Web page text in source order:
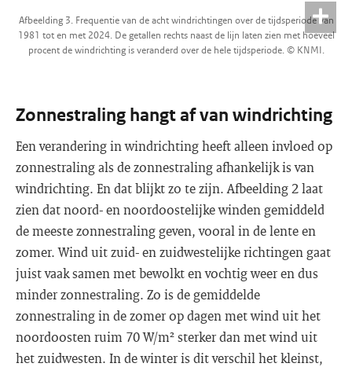
Afbeelding 3. Frequentie van de acht windrichtingen over de tijdsperiode van
1981 tot en met 2024. De getallen rechts naast de lijn laten zien met hoeveel
procent de windrichting is veranderd over de hele tijdsperiode. © KNMI.
Zonnestraling hangt af van windrichting
Een verandering in windrichting heeft alleen invloed op
zonnestraling als de zonnestraling afhankelijk is van
windrichting. En dat blijkt zo te zijn. Afbeelding 2 laat
zien dat noord- en noordoostelijke winden gemiddeld
de meeste zonnestraling geven, vooral in de lente en
zomer. Wind uit zuid- en zuidwestelijke richtingen gaat
juist vaak samen met bewolkt en vochtig weer en dus
minder zonnestraling. Zo is de gemiddelde
zonnestraling in de zomer op dagen met wind uit het
noordoosten ruim 70 W/m² sterker dan met wind uit
het zuidwesten. In de winter is dit verschil het kleinst,